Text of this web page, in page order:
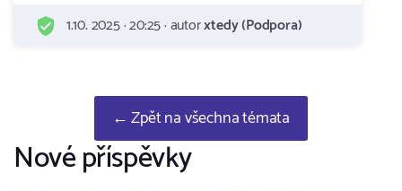
1.10. 2025 · 20:25 · autorxtedy (Podpora)
← Zpět na všechna témata
Nové příspěvky